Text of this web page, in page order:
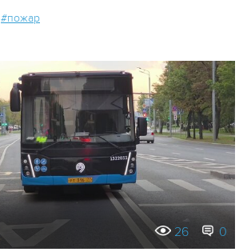
#пожар
26 0